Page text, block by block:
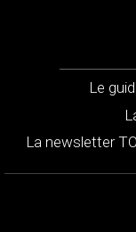
Le
La newsletter